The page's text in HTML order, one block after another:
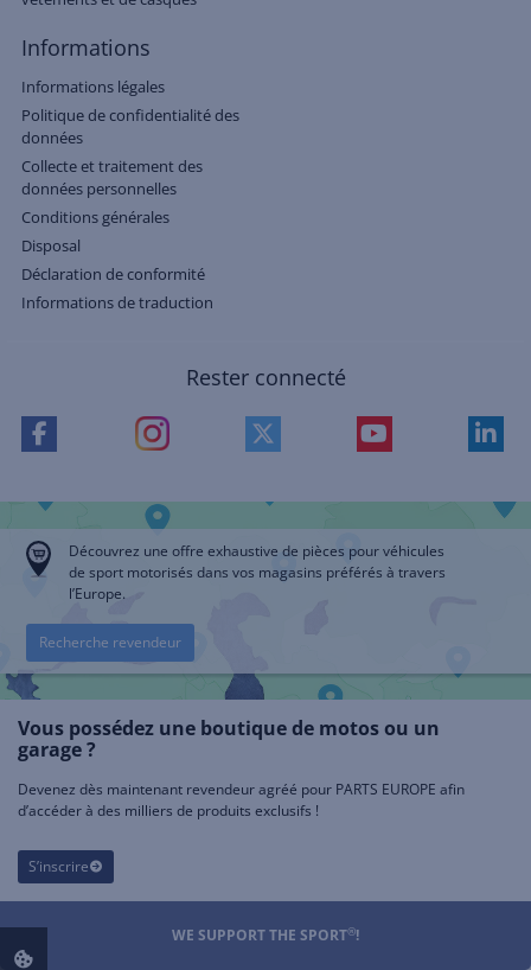
Informations
Informations légales
Politique de confidentialité des
données
Collecte et traitement des
données personnelles
Conditions générales
Disposal
Déclaration de conformité
Informations de traduction
Rester connecté
Découvrez une offre exhaustive de pièces pour véhicules
de sport motorisés dans vos magasins préférés à travers
l’Europe.
Recherche revendeur
Vous possédez une boutique de motos ou un
garage ?
Devenez dès maintenant revendeur agréé pour PARTS EUROPE afin
d’accéder à des milliers de produits exclusifs !
S’inscrire
WE SUPPORT THE SPORT®!